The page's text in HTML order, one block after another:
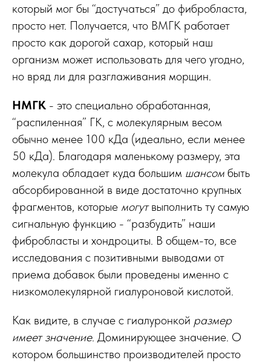
который мог бы “достучаться” до фибробласта,
просто нет. Получается, что ВМГК работает
просто как дорогой сахар, который наш
организм может использовать для чего угодно,
но вряд ли для разглаживания морщин.
НМГК - это специально обработанная,
“распиленная” ГК, с молекулярным весом
обычно менее 100 кДа (идеально, если менее
50 кДа). Благодаря маленькому размеру, эта
молекула обладает куда большим шансом быть
абсорбированной в виде достаточно крупных
фрагментов, которые могутвыполнить ту самую
сигнальную функцию - “разбудить” наши
фибробласты и хондроциты. В общем-то, все
исследования с позитивными выводами от
приема добавок были проведены именно с
низкомолекулярной гиалуроновой кислотой.
Как видите, в случае с гиалуронкой размер
имеет значение. Доминирующее значение. О
котором большинство производителей просто